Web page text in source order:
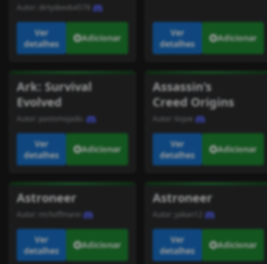
Autor: dirtydeeds4578
Ver
detalhes
Adicionar
Ver
detalhes
Adicionar
Ark: Survival
Evolved
Autor: pastomojado.
Ver
detalhes
Adicionar
Assassin's
Creed Origins
Autor: tiojoe
Ver
detalhes
Adicionar
Astroneer
Autor: mr.hoffmann
Ver
detalhes
Adicionar
Astroneer
Autor: yakan12
Ver
detalhes
Adicionar